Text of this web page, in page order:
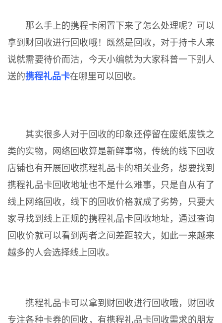
那么手上的携程卡闲置下来了怎么处理呢？可以
拿到财回收进行回收哦！既然是回收，对于持卡人来
说就需要待价而沽，今天小编就为大家科普一下别人
送的携程礼品卡在哪里可以回收。
其实很多人对于回收的印象还停留在废纸废铁之
类的实物，网络回收算是新鲜事物，传统的线下回收
店铺也有开展回收携程礼品卡的相关业务，想要找到
携程礼品卡回收地址也不是什么难事，只是自从有了
线上网络回收，线下的回收价格就成了劣势，只要大
家寻找到线上正规的携程礼品卡回收地址，通过查询
回收价就可以看到两者之间差距较大，如此一来越来
越多的人会选择线上回收。
携程礼品卡可以拿到财回收进行回收哦，财回收
专注各种卡券的回收，有携程礼品卡回收需求的朋友